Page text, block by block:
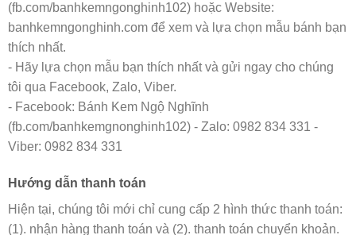
(fb.com/banhkemngonghinh102) hoặc Website:
banhkemngonghinh.com để xem và lựa chọn mẫu bánh bạn
thích nhất.
- Hãy lựa chọn mẫu bạn thích nhất và gửi ngay cho chúng
tôi qua Facebook, Zalo, Viber.
- Facebook: Bánh Kem Ngộ Nghĩnh
(fb.com/banhkemgnonghinh102) - Zalo: 0982 834 331 -
Viber: 0982 834 331
Hướng dẫn thanh toán
Hiện tại, chúng tôi mới chỉ cung cấp 2 hình thức thanh toán:
(1). nhận hàng thanh toán và (2). thanh toán chuyển khoản.